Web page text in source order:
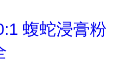
蝮蛇浸膏粉